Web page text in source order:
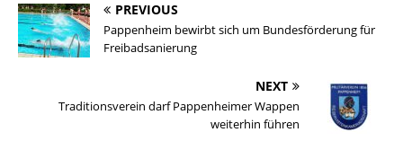
PREVIOUS
Pappenheim bewirbt sich um Bundesförderung für
Freibadsanierung
NEXT
Traditionsverein darf Pappenheimer Wappen
weiterhin führen